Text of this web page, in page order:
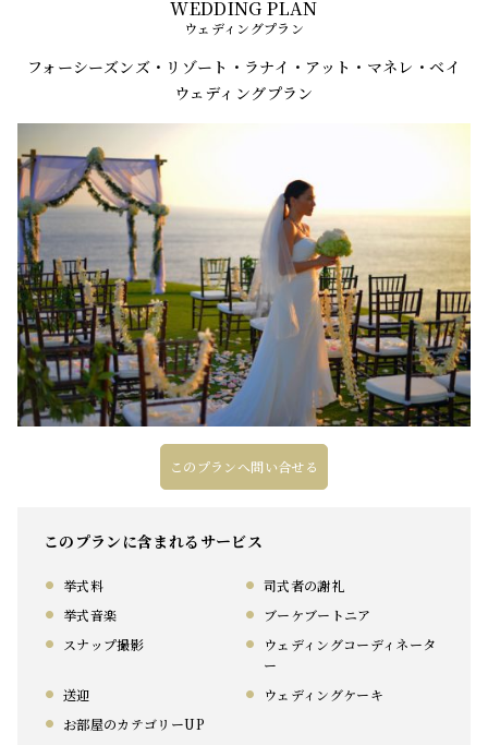
ウェディングプラン
フォーシーズンズ・リゾート・ラナイ・アット・マネレ・ベイ
ウェディングプラン
このプランへ問い合せる
このプランに含まれるサービス
挙式料
司式者の謝礼
挙式音楽
ブーケブートニア
スナップ撮影
ウェディングコーディネータ
ー
送迎
ウェディングケーキ
お部屋のカテゴリーUP